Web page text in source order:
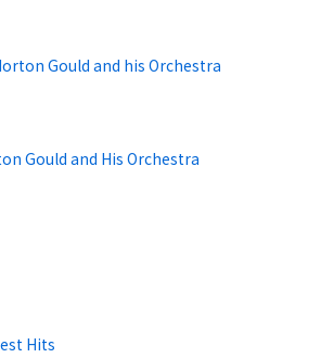
Gould and his Orchestra
Gould and His Orchestra
Hits